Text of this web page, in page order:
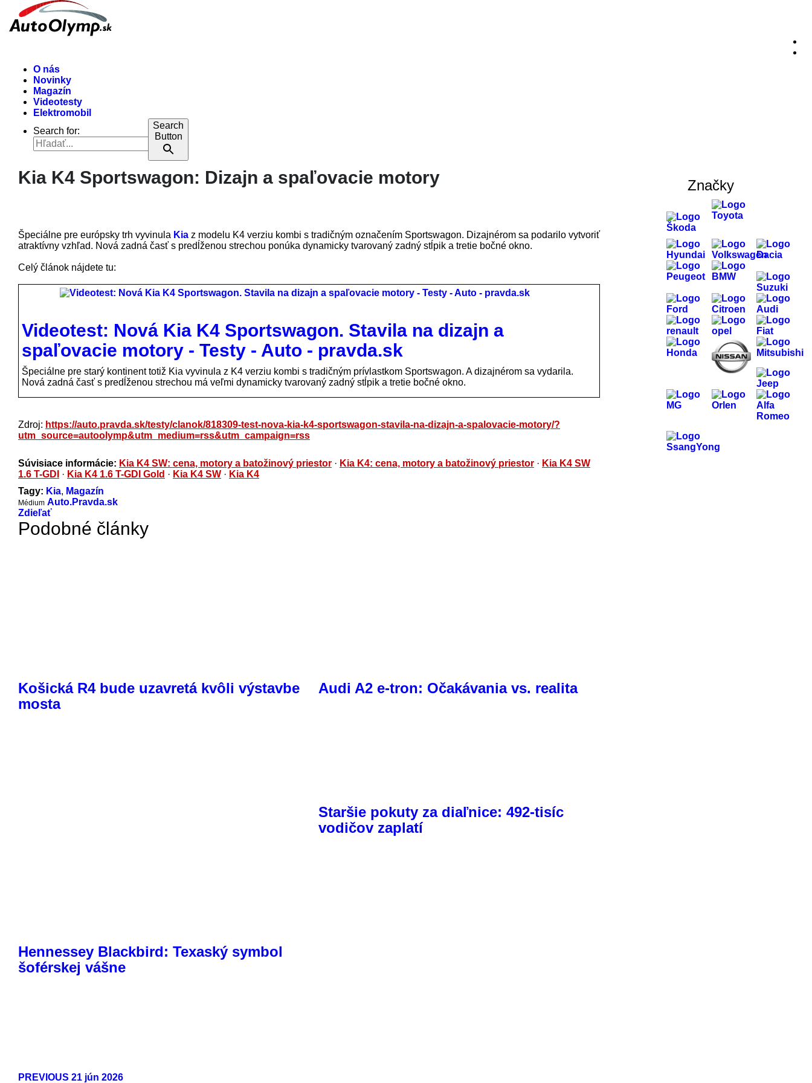
O nás
Novinky
Magazín
Videotesty
Elektromobil
Search for:
Search
Button
Kia K4 Sportswagon: Dizajn a spaľovacie motory
Špeciálne pre európsky trh vyvinula Kia z modelu K4 verziu kombi s tradičným označením Sportswagon. Dizajnérom sa podarilo vytvoriť
atraktívny vzhľad. Nová zadná časť s predĺženou strechou ponúka dynamicky tvarovaný zadný stĺpik a tretie bočné okno.
Celý článok nájdete tu:
Videotest: Nová Kia K4 Sportswagon. Stavila na dizajn a
spaľovacie motory - Testy - Auto - pravda.sk
Špeciálne pre starý kontinent totiž Kia vyvinula z K4 verziu kombi s tradičným prívlastkom Sportswagon. A dizajnérom sa vydarila.
Nová zadná časť s predĺženou strechou má veľmi dynamicky tvarovaný zadný stĺpik a tretie bočné okno.
Zdroj: https://auto.pravda.sk/testy/clanok/818309-test-nova-kia-k4-sportswagon-stavila-na-dizajn-a-spalovacie-motory/?
utm_source=autoolymp&utm_medium=rss&utm_campaign=rss
Súvisiace informácie: Kia K4 SW: cena, motory a batožinový priestor · Kia K4: cena, motory a batožinový priestor · Kia K4 SW
1.6 T-GDI · Kia K4 1.6 T-GDI Gold · Kia K4 SW · Kia K4
Tagy: Kia, Magazín
Médium Auto.Pravda.sk
Zdieľať
Podobné články
Košická R4 bude uzavretá kvôli výstavbe
mosta
Audi A2 e-tron: Očakávania vs. realita
Staršie pokuty za diaľnice: 492-tisíc
vodičov zaplatí
Hennessey Blackbird: Texaský symbol
šoférskej vášne
PREVIOUS 21 jún 2026
Značky